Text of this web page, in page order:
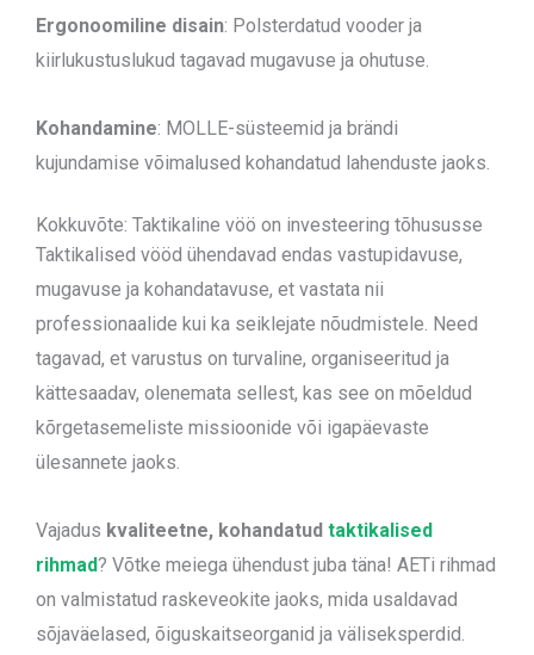
Ergonoomiline disain: Polsterdatud vooder ja
kiirlukustuslukud tagavad mugavuse ja ohutuse.
Kohandamine: MOLLE-süsteemid ja brändi
kujundamise võimalused kohandatud lahenduste jaoks.
Kokkuvõte: Taktikaline vöö on investeering tõhususse
Taktikalised vööd ühendavad endas vastupidavuse,
mugavuse ja kohandatavuse, et vastata nii
professionaalide kui ka seiklejate nõudmistele. Need
tagavad, et varustus on turvaline, organiseeritud ja
kättesaadav, olenemata sellest, kas see on mõeldud
kõrgetasemeliste missioonide või igapäevaste
ülesannete jaoks.
Vajadus kvaliteetne, kohandatud taktikalised
rihmad? Võtke meiega ühendust juba täna! AETi rihmad
on valmistatud raskeveokite jaoks, mida usaldavad
sõjaväelased, õiguskaitseorganid ja väliseksperdid.